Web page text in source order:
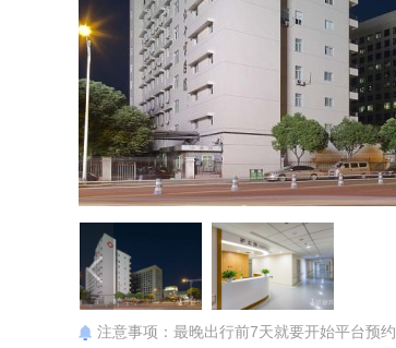
注意事项：最晚出行前7天就要开始平台预约.